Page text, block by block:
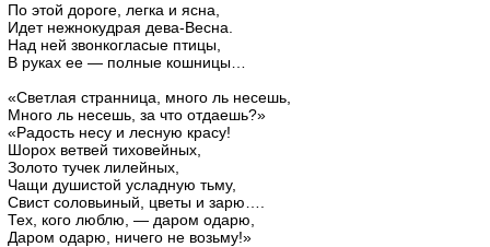
По этой дороге, легка и ясна,
Идет нежнокудрая дева-Весна.
Над ней звонкогласые птицы,
В руках ее — полные кошницы…
«Светлая странница, много ль несешь,
Много ль несешь, за что отдаешь?»
«Радость несу и лесную красу!
Шорох ветвей тиховейных,
Золото тучек лилейных,
Чащи душистой усладную тьму,
Свист соловьиный, цветы и зарю….
Тех, кого люблю, — даром одарю,
Даром одарю, ничего не возьму!»